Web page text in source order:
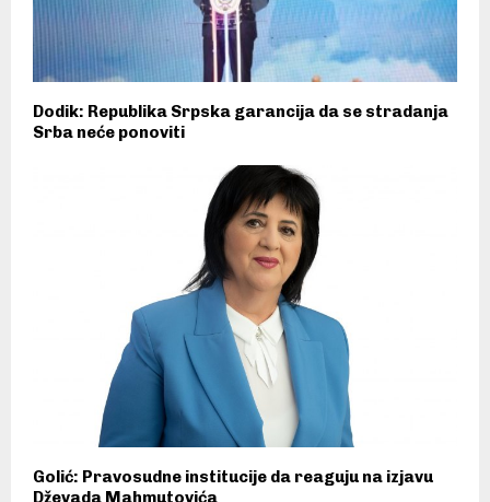
Dodik: Republika Srpska garancija da se stradanja
Srba neće ponoviti
Golić: Pravosudne institucije da reaguju na izjavu